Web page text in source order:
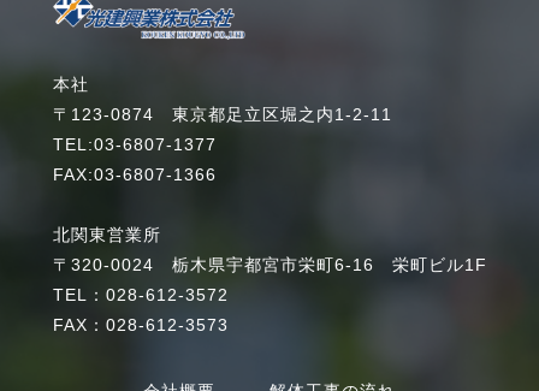
本社
〒123-0874 東京都足立区堀之内1-2-11
TEL:03-6807-1377
FAX:03-6807-1366
北関東営業所
〒320-0024 栃木県宇都宮市栄町6-16 栄町ビル1F
TEL：028-612-3572
FAX：028-612-3573